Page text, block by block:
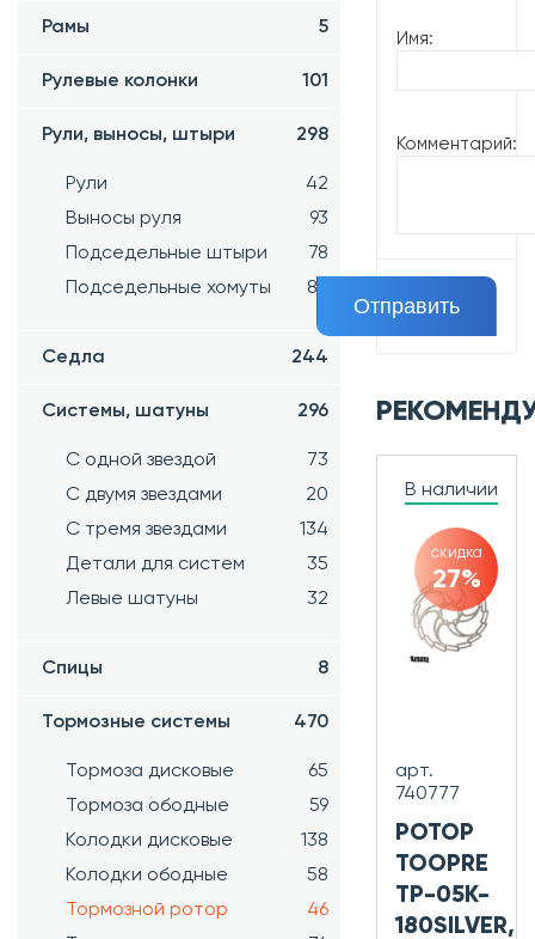
Рамы 5
Рулевые колонки 101
Рули, выносы, штыри 298
Рули
42
Выносы руля
93
Подседельные штыри
78
Подседельные хомуты
83
Седла 244
Системы, шатуны 296
С одной звездой
73
С двумя звездами
20
С тремя звездами
134
Детали для систем
35
Левые шатуны
32
Спицы 8
Тормозные системы 470
Тормоза дисковые
65
Тормоза ободные
59
Колодки дисковые
138
Колодки ободные
58
Тормозной ротор
46
Имя:
Комментарий:
В наличии
скидка
27%
арт.
740777
РОТОР
TOOPRE
TP-05K-
180SILVER,